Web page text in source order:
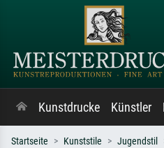
Kunstdrucke Künstler
Startseite Kunststile Jugendstil